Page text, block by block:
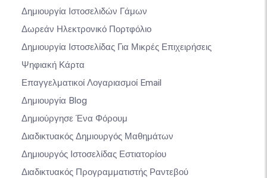
Δημιουργία Ιστοσελιδών Γάμων
Δωρεάν Ηλεκτρονικό Πορτφόλιο
Δημιουργία Ιστοσελίδας Για Μικρές Επιχειρήσεις
Ψηφιακή Κάρτα
Επαγγελματικοί Λογαριασμοί Email
Δημιουργία Blog
Δημιούργησε Ένα Φόρουμ
Διαδικτυακός Δημιουργός Μαθημάτων
Δημιουργός Ιστοσελίδας Εστιατορίου
Διαδικτυακός Προγραμματιστής Ραντεβού